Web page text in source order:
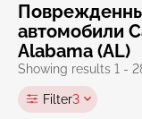
автомобили
Alabama (AL)
Showing results 1 -
Filter3